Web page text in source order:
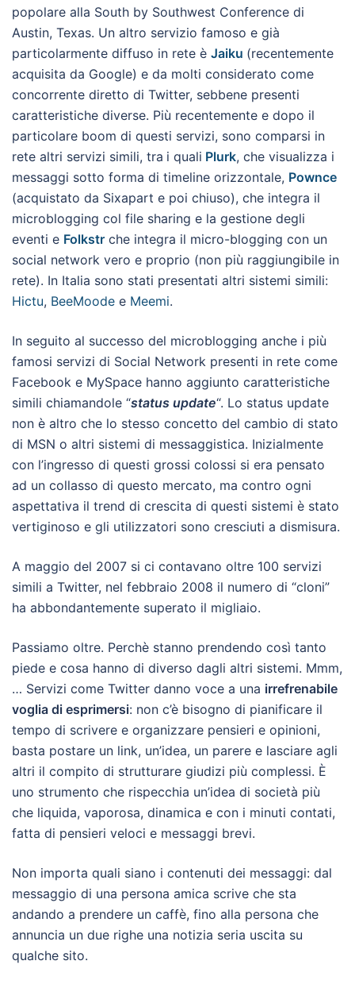
popolare alla South by Southwest Conference di
Austin, Texas. Un altro servizio famoso e già
particolarmente diffuso in rete è Jaiku (recentemente
acquisita da Google) e da molti considerato come
concorrente diretto di Twitter, sebbene presenti
caratteristiche diverse. Più recentemente e dopo il
particolare boom di questi servizi, sono comparsi in
rete altri servizi simili, tra i quali Plurk, che visualizza i
messaggi sotto forma di timeline orizzontale, Pownce
(acquistato da Sixapart e poi chiuso), che integra il
microblogging col file sharing e la gestione degli
eventi e Folkstr che integra il micro-blogging con un
social network vero e proprio (non più raggiungibile in
rete). In Italia sono stati presentati altri sistemi simili:
Hictu, BeeMoode e Meemi.
In seguito al successo del microblogging anche i più
famosi servizi di Social Network presenti in rete come
Facebook e MySpace hanno aggiunto caratteristiche
simili chiamandole “status update“. Lo status update
non è altro che lo stesso concetto del cambio di stato
di MSN o altri sistemi di messaggistica. Inizialmente
con l’ingresso di questi grossi colossi si era pensato
ad un collasso di questo mercato, ma contro ogni
aspettativa il trend di crescita di questi sistemi è stato
vertiginoso e gli utilizzatori sono cresciuti a dismisura.
A maggio del 2007 si ci contavano oltre 100 servizi
simili a Twitter, nel febbraio 2008 il numero di “cloni”
ha abbondantemente superato il migliaio.
Passiamo oltre. Perchè stanno prendendo così tanto
piede e cosa hanno di diverso dagli altri sistemi. Mmm,
… Servizi come Twitter danno voce a una irrefrenabile
voglia di esprimersi: non c’è bisogno di pianificare il
tempo di scrivere e organizzare pensieri e opinioni,
basta postare un link, un’idea, un parere e lasciare agli
altri il compito di strutturare giudizi più complessi. È
uno strumento che rispecchia un’idea di società più
che liquida, vaporosa, dinamica e con i minuti contati,
fatta di pensieri veloci e messaggi brevi.
Non importa quali siano i contenuti dei messaggi: dal
messaggio di una persona amica scrive che sta
andando a prendere un caffè, fino alla persona che
annuncia un due righe una notizia seria uscita su
qualche sito.